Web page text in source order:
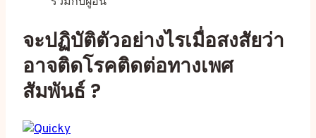
จะปฏิบัติตัวอย่างไรเมื่อสงสัยว่า
อาจติดโรคติดต่อทางเพศ
สัมพันธ์ ?